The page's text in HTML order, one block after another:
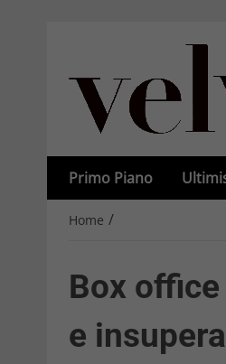
Primo Piano
Home /
Box
e